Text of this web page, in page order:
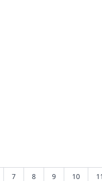
7 8 9 10 11